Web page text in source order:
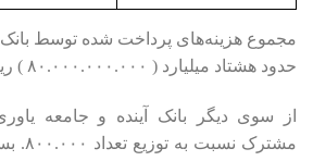
مجموع هزینه‌های پرداخت شده توسط بانک
حدود هشتاد میلیارد ( ۸۰.۰۰۰.۰۰۰.۰۰۰ ) ریال برآورد می‌شود.
از سوی دیگر بانک آینده و جامعه
مشترک